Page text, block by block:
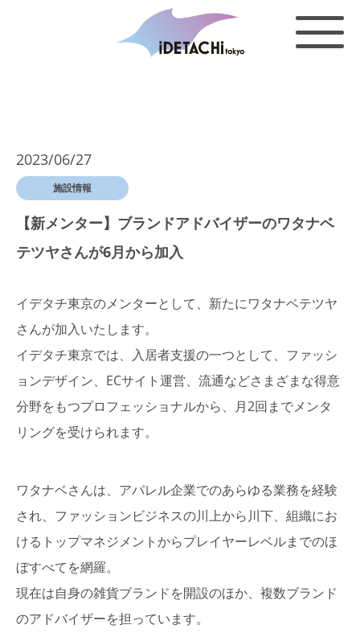
2023/06/27
施設情報
【新メンター】ブランドアドバイザーのワタナベ
テツヤさんが6月から加入
イデタチ東京のメンターとして、新たにワタナベテツヤ
さんが加入いたします。
イデタチ東京では、入居者支援の一つとして、ファッシ
ョンデザイン、ECサイト運営、流通などさまざまな得意
分野をもつプロフェッショナルから、月2回までメンタ
リングを受けられます。
ワタナベさんは、アパレル企業でのあらゆる業務を経験
され、ファッションビジネスの川上から川下、組織にお
けるトップマネジメントからプレイヤーレベルまでのほ
ぼすべてを網羅。
現在は自身の雑貨ブランドを開設のほか、複数ブランド
のアドバイザーを担っています。